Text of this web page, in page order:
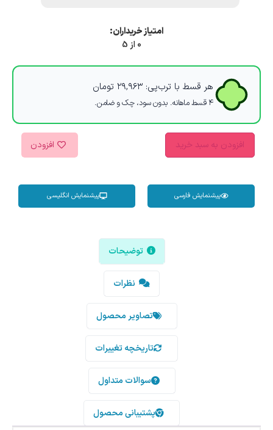
امتیاز خریداران:
0 از 5
هر قسط با ترب‌پی: ۲۹,۹۶۳ تومان
۴ قسط ماهانه. بدون سود، چک و ضامن.
افزودن به سبد خرید افزودن
پیشنمایش فارسی پیشنمایش انگلیسی
توضیحات
نظرات
تصاویر محصول
تاریخچه تغییرات
سوالات متداول
پشتیبانی محصول